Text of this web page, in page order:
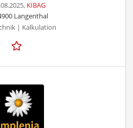
KIBAG
Langenthal
| Kalkulation